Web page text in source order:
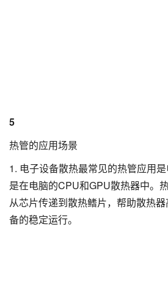
5
热管的应用场景
1. 电子设备散热最常见的热管应用
是在电脑的CPU和GPU散热器中。
从芯片传递到散热鳍片，帮助散热
备的稳定运行。